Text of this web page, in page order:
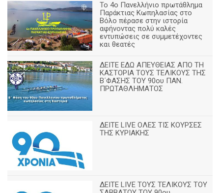
Το 4ο Πανελλήνιο πρωτάθλημα
Παράκτιας Κωπηλασίας στο
Βόλο πέρασε στην ιστορία
αφήνοντας πολύ καλές
εντυπώσεις σε συμμετέχοντες
και θεατές
ΔΕΙΤΕ ΕΔΩ ΑΠΕΥΘΕΙΑΣ ΑΠΟ ΤΗ
ΚΑΣΤΟΡΙΑ ΤΟΥΣ ΤΕΛΙΚΟΥΣ ΤΗΣ
Β΄ΦΑΣΗΣ ΤΟΥ 90ου ΠΑΝ.
ΠΡΩΤΑΘΛΗΜΑΤΟΣ
ΔΕΙΤΕ LIVE ΟΛΕΣ ΤΙΣ ΚΟΥΡΣΕΣ
ΤΗΣ ΚΥΡΙΑΚΗΣ
ΔΕΙΤΕ LIVE ΤΟΥΣ ΤΕΛΙΚΟΥΣ ΤΟΥ